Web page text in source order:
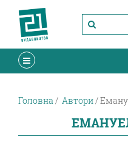
Головна Автори